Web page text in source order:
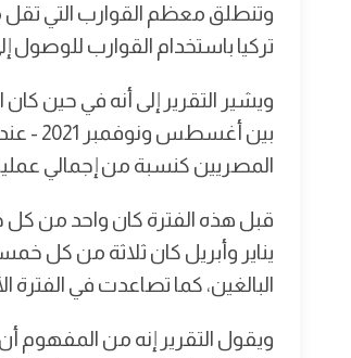
وتنطلق معظم القوارب التي تقل
تركيا باستخدام القوارب للوصول
المصريين كنسبة من إجمالي
قبل هذه الفترة كان واحد من كل
البالغين، كما تصاعدت في
ويقول التقرير إنه من المفهوم